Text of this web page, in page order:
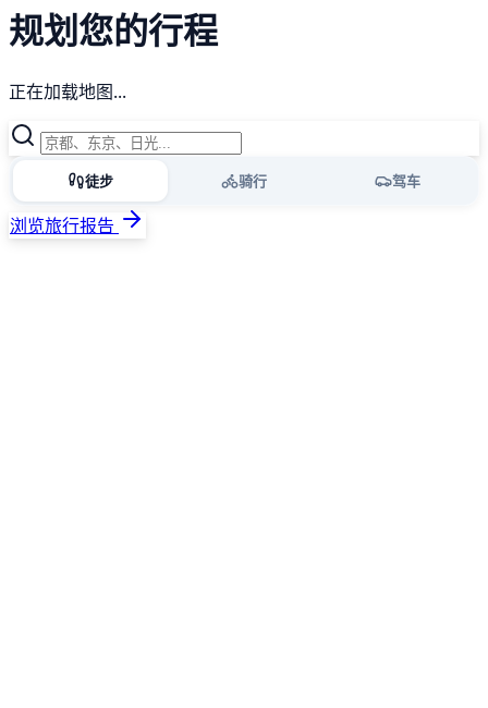
规划您的行程
正在加载地图...
徒步 骑行 驾车
浏览旅行报告